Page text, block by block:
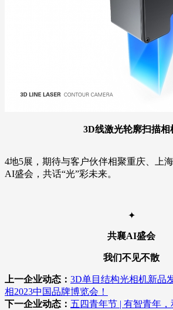
3D线激光轮廓扫描相
4地5展，期待与客户伙伴相聚重庆、上
AI盛会，共话“光”彩未来。
✦
共襄AI盛会
我们不见不散
上一企业动态： 3D单目结构光相机新品
相2023中国品牌博览会！
下一企业动态： 五四青年节 | 有智青年